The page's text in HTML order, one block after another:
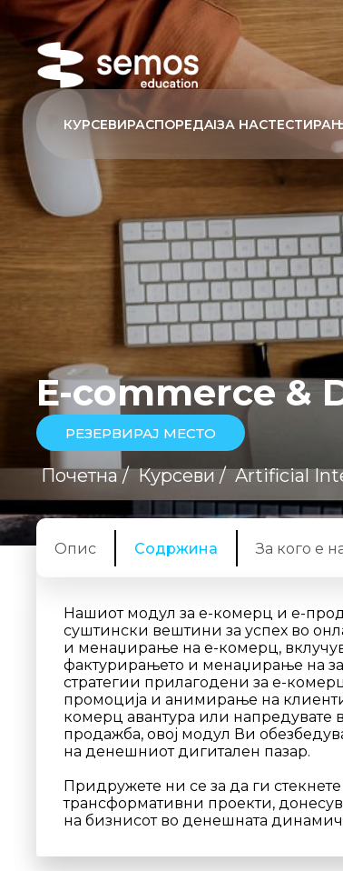
КУРСЕВИРАСПОРЕДAIЗА НАС
E-commerce &
РЕЗЕРВИРАЈ МЕСТО
Почетна / Курсеви / Artificial
Опис Содржина За кого е
Нашиот модул за е-комерц и е-
суштински вештини за успех во
и менаџирање на е-комерц,
фактурирањето и менаџирање на
стратегии прилагодени за е-
промоција и анимирање на
комерц авантура или напредувате
продажба, овој модул Ви
на денешниот дигитален пазар.
Придружете ни се за да ги
трансформативни проекти,
на бизнисот во денешната